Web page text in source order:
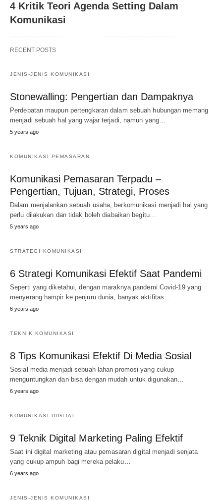
4 Kritik Teori Agenda Setting Dalam
Komunikasi
RECENT POSTS
JENIS-JENIS KOMUNIKASI
Stonewalling: Pengertian dan Dampaknya
Perdebatan maupun pertengkaran dalam sebuah hubungan memang
menjadi sebuah hal yang wajar terjadi, namun yang…
5 years ago
KOMUNIKASI PEMASARAN
Komunikasi Pemasaran Terpadu –
Pengertian, Tujuan, Strategi, Proses
Dalam menjalankan sebuah usaha, berkomunikasi menjadi hal yang
perlu dilakukan dan tidak boleh diabaikan begitu…
5 years ago
STRATEGI KOMUNIKASI
6 Strategi Komunikasi Efektif Saat Pandemi
Seperti yang diketahui, dengan maraknya pandemi Covid-19 yang
menyerang hampir ke penjuru dunia, banyak aktifitas…
6 years ago
TEKNIK KOMUNIKASI
8 Tips Komunikasi Efektif Di Media Sosial
Sosial media menjadi sebuah lahan promosi yang cukup
menguntungkan dan bisa dengan mudah untuk digunakan…
6 years ago
KOMUNIKASI DIGITAL
9 Teknik Digital Marketing Paling Efektif
Saat ini digital marketing atau pemasaran digital menjadi senjata
yang cukup ampuh bagi mereka pelaku…
6 years ago
JENIS-JENIS KOMUNIKASI